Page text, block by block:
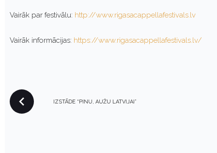
Vairāk par festivālu: http://www.rigasacappellafestivals.lv
Vairāk informācijas: https://www.rigasacappellafestivals.lv/
P
O
IZSTĀDE “PINU, AUŽU LATVIJAI”